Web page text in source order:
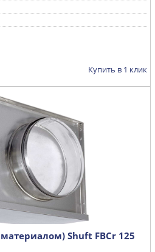
Купить в 1 клик
Shuft FBCr 125